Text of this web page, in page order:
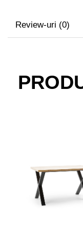
Review-uri (0)